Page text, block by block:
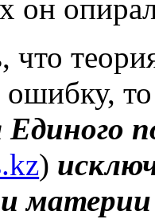
он
что
)